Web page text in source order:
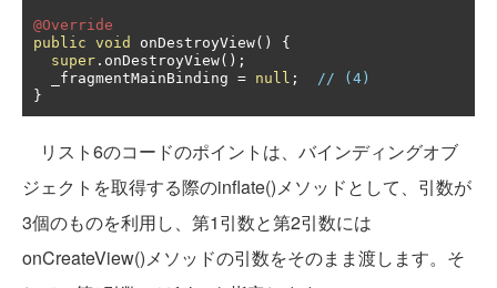
@Override
public void onDestroyView()
{
super . onDestroyView();
  _fragmentMainBinding
= null ;
// (4)
}
リスト6のコードのポイントは、バインディングオブ
ジェクトを取得する際のinflate()メソッドとして、引数が
3個のものを利用し、第1引数と第2引数には
onCreateView()メソッドの引数をそのまま渡します。そ